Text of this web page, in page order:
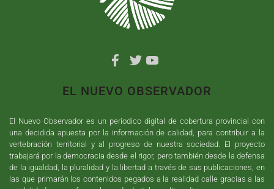
EL NUEVO OBSERVADOR
El Nuevo Observador es un periodico digital de cobertura provincial con
una decidida apuesta por la información de calidad, para contribuir a la
vertebración territorial y al progreso de nuestra sociedad. El proyecto
trabajará por la democracia desde el rigor, pero también desde la defensa
de la igualdad, la pluralidad y la libertad a través de sus publicaciones, en
las que primarán los contenidos pegados a la realidad calle gracias a las